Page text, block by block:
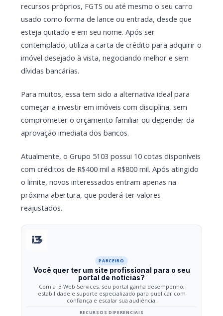
recursos próprios, FGTS ou até mesmo o seu carro
usado como forma de lance ou entrada, desde que
esteja quitado e em seu nome. Após ser
contemplado, utiliza a carta de crédito para adquirir o
imóvel desejado à vista, negociando melhor e sem
dívidas bancárias.
Para muitos, essa tem sido a alternativa ideal para
começar a investir em imóveis com disciplina, sem
comprometer o orçamento familiar ou depender da
aprovação imediata dos bancos.
Atualmente, o Grupo 5103 possui 10 cotas disponíveis
com créditos de R$400 mil a R$800 mil. Após atingido
o limite, novos interessados entram apenas na
próxima abertura, que poderá ter valores
reajustados.
PARCEIRO
Você quer ter um site profissional para o seu
portal de notícias?
Com a I3 Web Services, seu portal ganha desempenho,
estabilidade e suporte especializado para publicar com
confiança e escalar sua audiência.
RECURSOS DIFERENCIAIS